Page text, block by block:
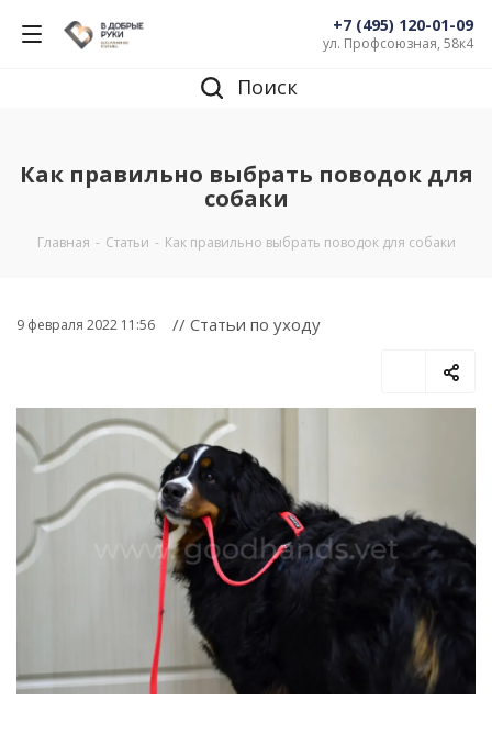
+7 (495) 120-01-09
ул. Профсоюзная, 58к4
Поиск
Как правильно выбрать поводок для
собаки
Главная - Статьи - Как правильно выбрать поводок для собаки
9 февраля 2022 11:56 // Статьи по уходу